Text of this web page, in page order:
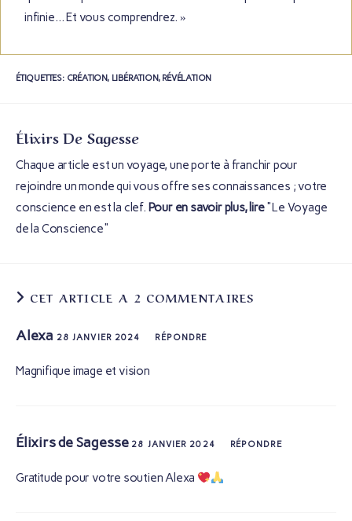
infinie… Et vous comprendrez. »
ÉTIQUETTES: CRÉATION, LIBÉRATION, RÉVÉLATION
Élixirs De Sagesse
Chaque article est un voyage, une porte à franchir pour
rejoindre un monde qui vous offre ses connaissances ; votre
conscience en est la clef. Pour en savoir plus, lire"Le Voyage
de la Conscience"
CET ARTICLE A 2 COMMENTAIRES
Alexa 28 JANVIER 2024 RÉPONDRE
Magnifique image et vision
Élixirs de Sagesse 28 JANVIER 2024 RÉPONDRE
Gratitude pour votre soutien Alexa